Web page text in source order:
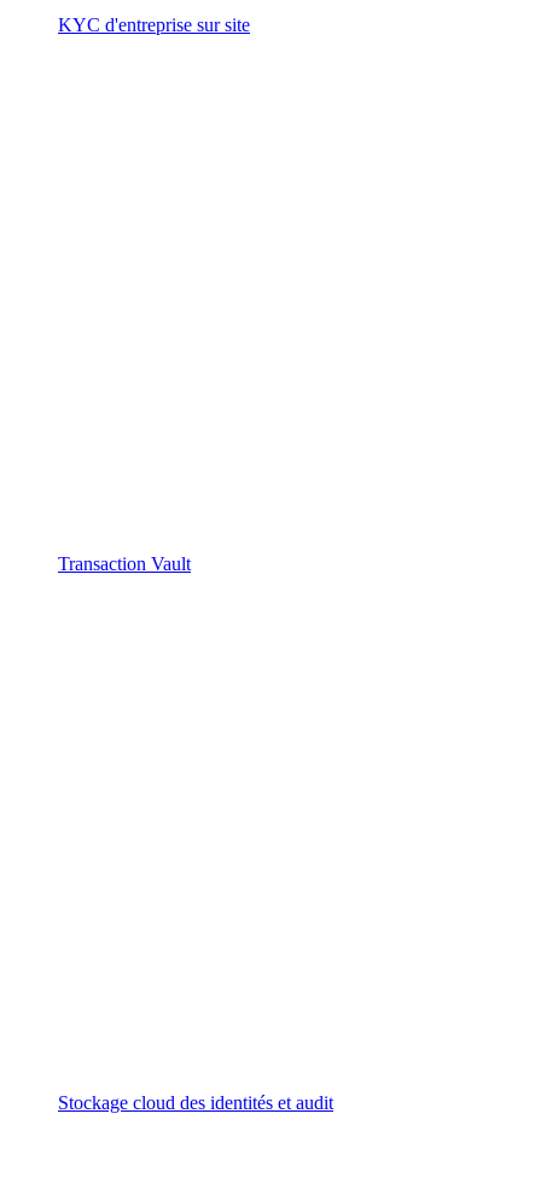
KYC d'entreprise sur site
Transaction Vault
Stockage cloud des identités et audit